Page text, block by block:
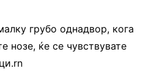
грубо однадвор, кога
нозе, ќе се чувствувате